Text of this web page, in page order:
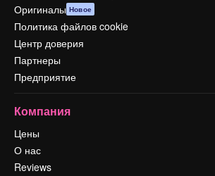
Оригиналы Новое
Политика файлов cookie
Центр доверия
Партнеры
Предприятие
Компания
Цены
О нас
Reviews